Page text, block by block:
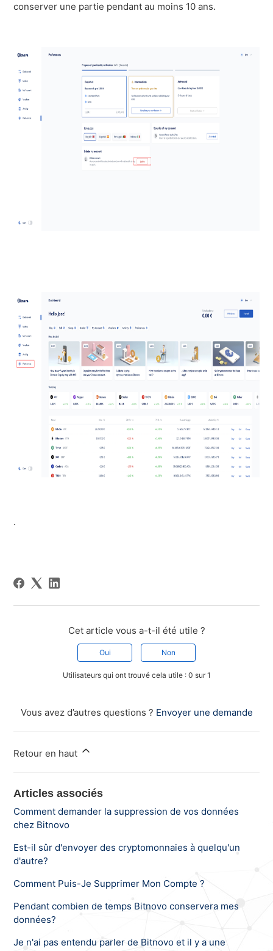
conserver une partie pendant au moins 10 ans.
.
Cet article vous a-t-il été utile ?
Oui Non
Utilisateurs qui ont trouvé cela utile : 0 sur 1
Vous avez d’autres questions ? Envoyer une demande
Retour en haut
Articles associés
Comment demander la suppression de vos données
chez Bitnovo
Est-il sûr d'envoyer des cryptomonnaies à quelqu'un
d'autre?
Comment Puis-Je Supprimer Mon Compte ?
Pendant combien de temps Bitnovo conservera mes
données?
Je n'ai pas entendu parler de Bitnovo et il y a une